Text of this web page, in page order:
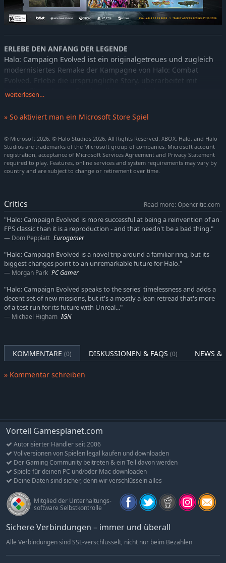
ERLEBE DEN ANFANG DER LEGENDE
Halo: Campaign Evolved ist ein originalgetreues und zugleich
modernisiertes Remake der Kampagne von Halo: Combat
Evolved. Erlebe die ursprüngliche Story, überarbeitet mit
hochauflösender Grafik, aktualisierten Zwischensequenzen,
mit drei Missionen, in denen der Master Chief und Sgt. Johnson
mit von der Partie sind. Ein breiteres Arsenal an Waffen,
optionalen Modifikatoren, die das Kampfgeschehen auf spaßige
und zugleich herausfordernde Weise verändern.
Spiele nach deinen Regeln: allein, im Koop-Modus für 2
Crossplay und Cross-Progression.* Ganz gleich, ob du Halo zum
ersten Mal entdeckst oder nach 25 Jahren zum Ring
zurückkehrst: Halo: Campaign Evolved verspricht ein Abenteuer,
das sich sowohl zeitlos als auch brandneu anfühlt.
ENTDECKE DIE RINGWELT:
Nach einer Bruchlandung auf einer mysteriösen Ringwelt
namens Halo hat der Master Chief die Aufgabe, den
verbliebenen Menschen beim Kampf ums Überleben gegen die
übermächtigen Streitkräfte der Covenant zu helfen. An der
Seite seiner KI-Begleiterin Cortana lüftet er die dunklen
Geheimnisse von Halo und kämpft mit voller Entschlossenheit,
ÜBERARBEITETE ZWISCHENSEQUENZEN UND AUDIO:
Brandneue Grafik und Animationen sowie ein neu gemasterter
sorgen für noch mehr Immersion.
die dein Arsenal erweitern.
DREI NEUE MISSIONEN:
Schlüpf in die Rolle des Master Chiefs Seite an Seite mit Sgt.
Johnson in Operation: Meteorite, einem eigenständigen
Kampfeinsatz mit neuen Umgebungen, Gameplay und Feinden.
SPIELE ALLEIN ODER MIT DEINER CREW:
Koop-Modus für 2 Personen am geteilten Bildschirm (nur auf
Cross-Progression auf Konsole und PC.
weiterlesen…
» So aktiviert man ein Microsoft Store Spiel
© Microsoft 2026. © Halo Studios 2026. All Rights Reserved. XBOX, Halo, and Halo
Studios are trademarks of the Microsoft group of companies. Microsoft account
registration, acceptance of Microsoft Services Agreement and Privacy Statement
required to play. Features, online services and system requirements may vary by
country and are subject to change or retirement over time.
Critics
Read more: Opencritic.com
"Halo: Campaign Evolved is more successful at being a reinvention of an
FPS classic than it is a reproduction - and that needn't be a bad thing."
Dom Peppiatt Eurogamer
"Halo: Campaign Evolved is a novel trip around a familiar ring, but its
biggest changes point to an unremarkable future for Halo."
Morgan Park PC Gamer
"Halo: Campaign Evolved speaks to the series' timelessness and adds a
decent set of new missions, but it's a mostly a lean retread that's more
of a test run for its future with Unreal..."
Michael Higham IGN
KOMMENTARE (0) DISKUSSIONEN & FAQS (0) NEWS &
» Kommentar schreiben
Vorteil Gamesplanet.com
Autorisierter Händler seit 2006
Vollversionen von Spielen legal kaufen und downloaden
Der Gaming Community beitreten & ein Teil davon werden
Spiele für deinen PC und/oder Mac downloaden
Deine Daten sind sicher, denn wir verschlüsseln alles
Mitglied der Unterhaltungs-
software Selbstkontrolle
Sichere Verbindungen – immer und überall
Alle Verbindungen sind SSL-verschlüsselt, nicht nur beim Bezahlen